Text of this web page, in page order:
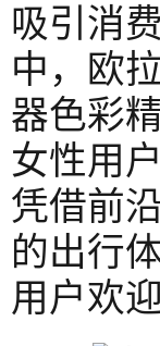
吸引消
中，欧
器色彩
女性用
凭借前
的出行
用户欢迎